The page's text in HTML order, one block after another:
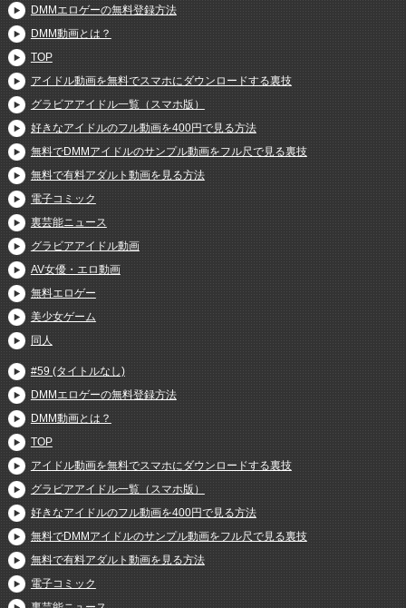
DMMエロゲーの無料登録方法
DMM動画とは？
TOP
アイドル動画を無料でスマホにダウンロードする裏技
グラビアアイドル一覧（スマホ版）
好きなアイドルのフル動画を400円で見る方法
無料でDMMアイドルのサンプル動画をフル尺で見る裏技
無料で有料アダルト動画を見る方法
電子コミック
裏芸能ニュース
グラビアアイドル動画
AV女優・エロ動画
無料エロゲー
美少女ゲーム
同人
#59 (タイトルなし)
DMMエロゲーの無料登録方法
DMM動画とは？
TOP
アイドル動画を無料でスマホにダウンロードする裏技
グラビアアイドル一覧（スマホ版）
好きなアイドルのフル動画を400円で見る方法
無料でDMMアイドルのサンプル動画をフル尺で見る裏技
無料で有料アダルト動画を見る方法
電子コミック